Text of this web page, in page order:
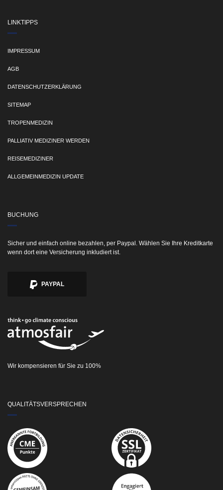
LINKTIPPS
IMPRESSUM
AGB
DATENSCHUTZERKLÄRUNG
SITEMAP
TROPENMEDIZIN
PALLIATIV MEDIZINER WERDEN
REISEMEDIZINER
ALLGEMEINMEDIZIN UPDATE
BUCHUNG
Sicher und einfach online bezahlen, per Paypal. Wählen Sie Ihre Kreditkarte
wenn dort eine Versicherung inkludiert ist.
PAYPAL
Wir kompensieren für Sie zu 100%
QUALITÄTSVERSPRECHEN